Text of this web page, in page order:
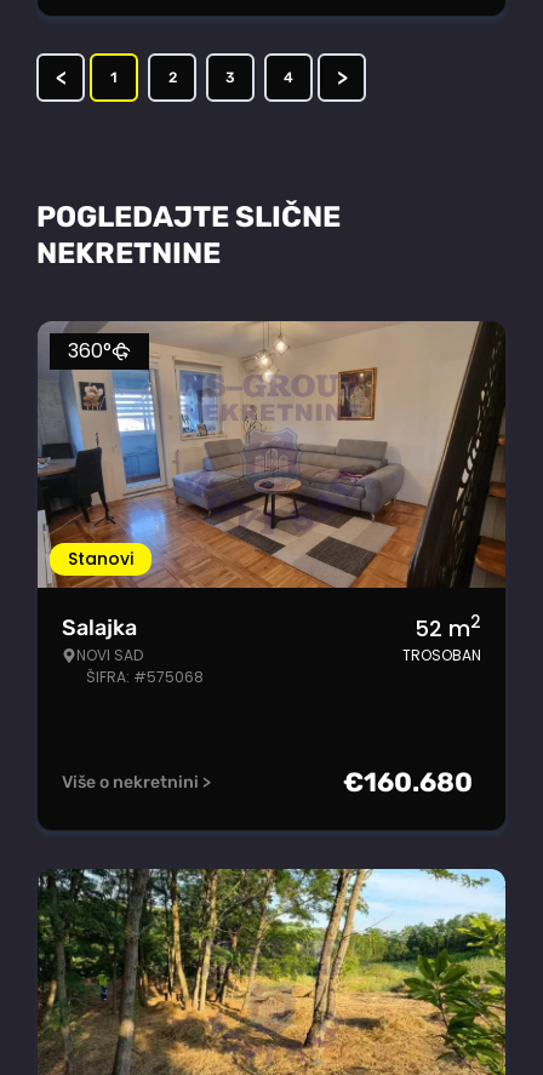
< 1 2 3 4 >
POGLEDAJTE SLIČNE
NEKRETNINE
Stanovi
360°
Salajka
NOVI SAD
ŠIFRA: #575068
52 m2
TROSOBAN
Više o nekretnini > €160.680